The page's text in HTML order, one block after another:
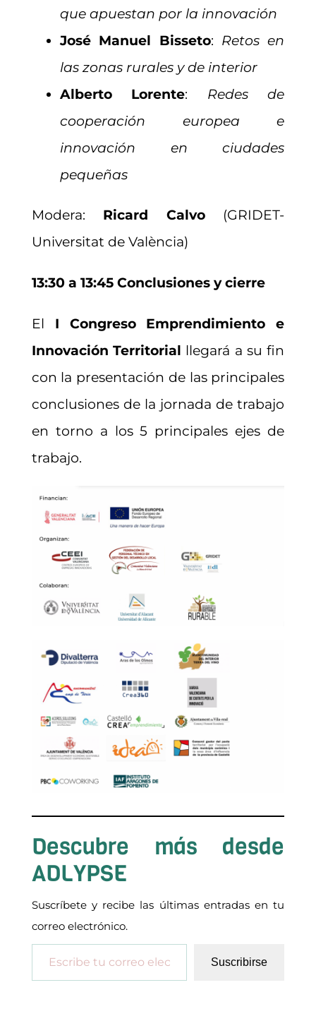
que apuestan por la innovación
José Manuel Bisseto: Retos en
las zonas rurales y de interior
Alberto Lorente: Redes de
cooperación europea e
innovación en ciudades
pequeñas
Modera: Ricard Calvo(GRIDET-
Universitat de València)
13:30 a 13:45 Conclusiones y cierre
El I Congreso Emprendimiento e
Innovación Territorial llegará a su fin
con la presentación de las principales
conclusiones de la jornada de trabajo
en torno a los 5 principales ejes de
trabajo.
Descubre más desde
ADLYPSE
Suscríbete y recibe las últimas entradas en tu
correo electrónico.
Escribe tu correo electrónico…
Suscribirse